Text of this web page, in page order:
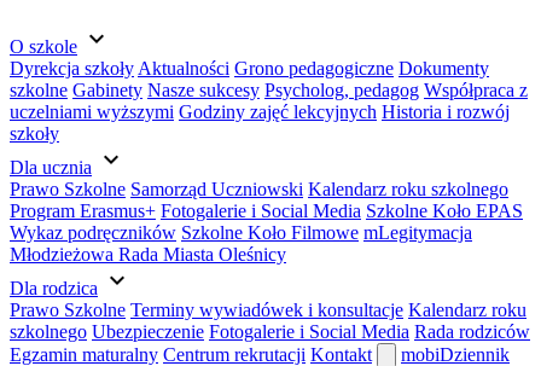
O szkole expand_more
Dyrekcja szkoły Aktualności Grono pedagogiczne Dokumenty
szkolne Gabinety Nasze sukcesy Psycholog, pedagog Współpraca z
uczelniami wyższymi Godziny zajęć lekcyjnych Historia i rozwój
szkoły
Dla ucznia
expand_more
Prawo Szkolne Samorząd Uczniowski Kalendarz roku szkolnego
Program Erasmus+ Fotogalerie i Social Media Szkolne Koło EPAS
Wykaz podręczników Szkolne Koło Filmowe mLegitymacja
Młodzieżowa Rada Miasta Oleśnicy
Dla rodzica
expand_more
Prawo Szkolne Terminy wywiadówek i konsultacje Kalendarz roku
szkolnego Ubezpieczenie Fotogalerie i Social Media Rada rodziców
Egzamin maturalny Centrum rekrutacji Kontakt mobiDziennik